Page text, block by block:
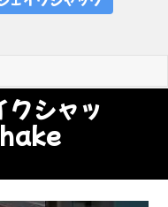
クシャッ